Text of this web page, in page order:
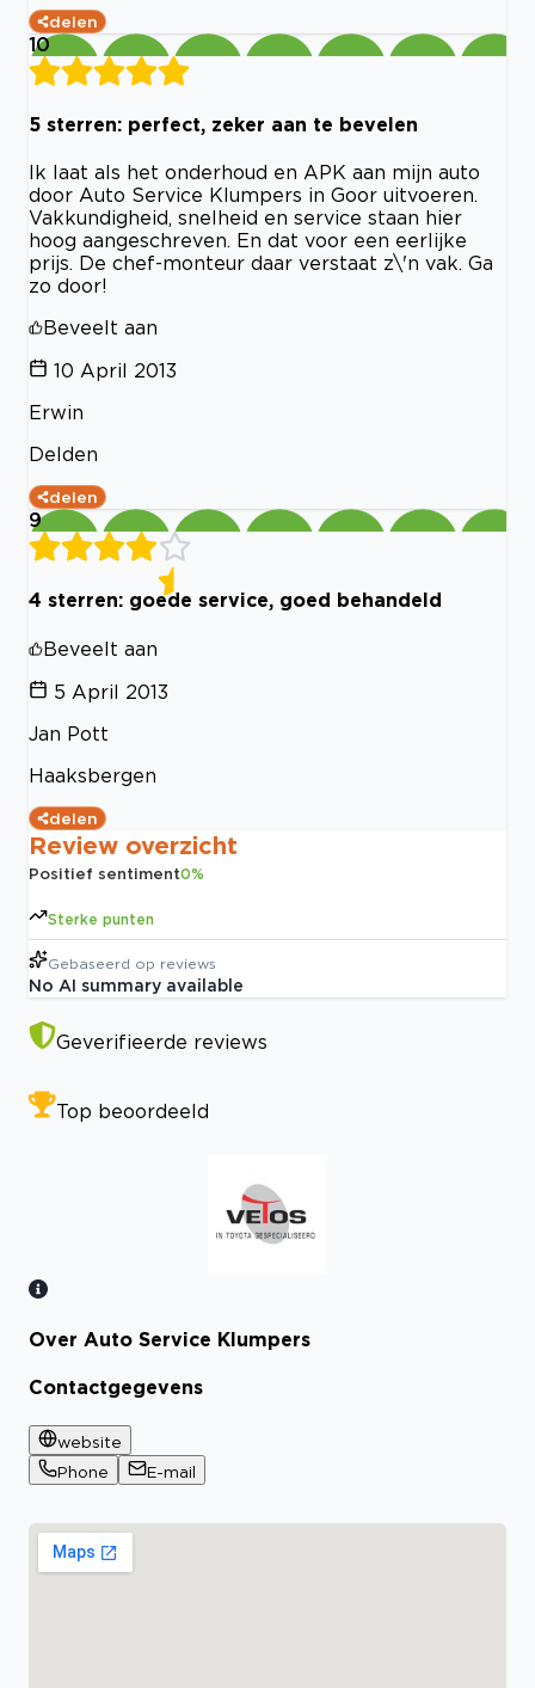
delen
10
5 sterren: perfect, zeker aan te bevelen
Ik laat als het onderhoud en APK aan mijn auto
door Auto Service Klumpers in Goor uitvoeren.
Vakkundigheid, snelheid en service staan hier
hoog aangeschreven. En dat voor een eerlijke
prijs. De chef-monteur daar verstaat z\'n vak. Ga
zo door!
Beveelt aan
10 April 2013
Erwin
Delden
delen
9
4 sterren: goede service, goed behandeld
Beveelt aan
5 April 2013
Jan Pott
Haaksbergen
delen
Review overzicht
Positief sentiment0%
Sterke punten
Gebaseerd op reviews
No AI summary available
Geverifieerde reviews
Top beoordeeld
Bekijk certificaat
Over Auto Service Klumpers
Contactgegevens
website
Phone
E-mail